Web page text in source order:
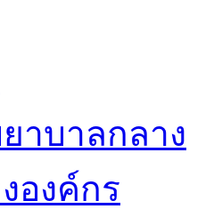
าบาลกลาง
องค์กร